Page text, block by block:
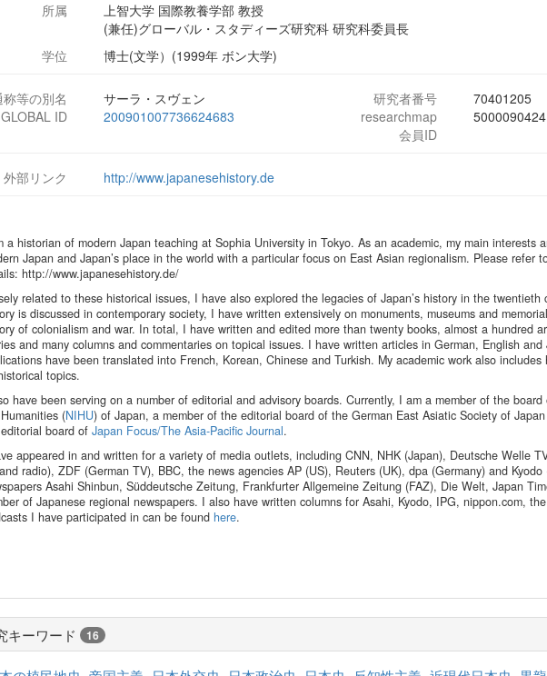
所属
上智大学 国際教養学部 教授
(兼任)グローバル・スタディーズ研究科 研究科委員長
学位
博士(文学）(1999年 ボン大学)
称等の別名 サーラ・スヴェン 研究者番号
70401205
ID
200901007736624683
researchmap
会員ID
5000090424
外部リンク http://www.japanesehistory.de
a historian of modern Japan teaching at Sophia University in Tokyo. As an academic, my main interests
Japan and Japan’s place in the world with a particular focus on East Asian regionalism. Please refer
http://www.japanesehistory.de/
related to these historical issues, I have also explored the legacies of Japan’s history in the twentieth
is discussed in contemporary society, I have written extensively on monuments, museums and
of colonialism and war. In total, I have written and edited more than twenty books, almost a hundred
and many columns and commentaries on topical issues. I have written articles in German, English
have been translated into French, Korean, Chinese and Turkish. My academic work also
topics.
have been serving on a number of editorial and advisory boards. Currently, I am a member of the
(NIHU) of Japan, a member of the editorial board of the German East Asiatic Society of
board of Japan Focus/The Asia-Pacific Journal.
appeared in and written for a variety of media outlets, including CNN, NHK (Japan), Deutsche Welle
radio), ZDF (German TV), BBC, the news agencies AP (US), Reuters (UK), dpa (Germany) and
Asahi Shinbun, Süddeutsche Zeitung, Frankfurter Allgemeine Zeitung (FAZ), Die Welt, Japan
of Japanese regional newspapers. I also have written columns for Asahi, Kyodo, IPG, nippon.com, the
I have participated in can be found here.
キーワード 16